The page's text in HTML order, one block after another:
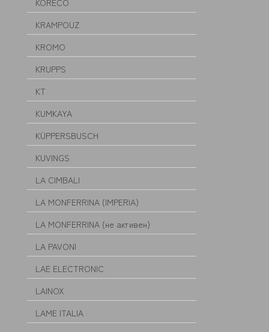
KORECO
KRAMPOUZ
KROMO
KRUPPS
KT
KUMKAYA
KÜPPERSBUSCH
KUVINGS
LA CIMBALI
LA MONFERRINA (IMPERIA)
LA MONFERRINA (не активен)
LA PAVONI
LAE ELECTRONIC
LAINOX
LAME ITALIA